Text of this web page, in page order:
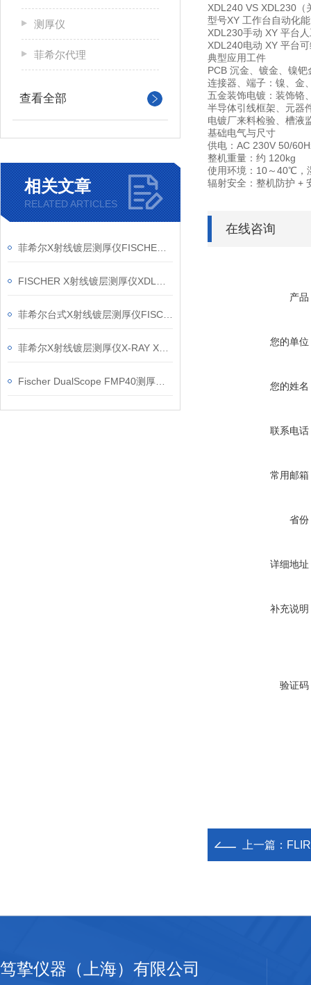
测厚仪
菲希尔代理
查看全部
相关文章
RELATED ARTICLES
XDL240 VS XDL230（
型号XY 工作台自动化
XDL230手动 XY 平台
XDL240电动 XY 平台
典型应用工件
PCB 沉金、镀金、镍钯
连接器、端子：镍、金
五金装饰电镀：装饰铬
半导体引线框架、元器
电镀厂来料检验、槽液
基础电气与尺寸
供电：AC 230V 50/
整机重量：约 120kg
使用环境：10～40℃，
辐射安全：整机防护 +
在线咨询
产品
您的单位
您的姓名
联系电话
常用邮箱
省份
详细地址
补充说明
验证码
上一篇：
笃挚仪器（上海）有限公司